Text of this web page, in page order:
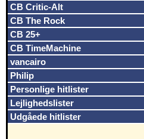
CB Critic-Alt
CB The Rock
CB 25+
CB TimeMachine
vancairo
Philip
Personlige hitlister
Lejlighedslister
Udgåede hitlister